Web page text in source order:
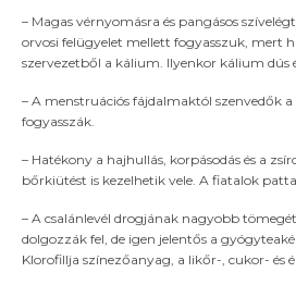
– Magas vérnyomásra és pangásos
orvosi felügyelet mellett fogyasszuk, mert
szervezetből a kálium. Ilyenkor kálium dús
– A menstruációs fájdalmaktól szenvedők
fogyasszák.
– Hatékony a hajhullás, korpásodás és a
bőrkiütést is kezelhetik vele. A fiatalok
– A csalánlevél drogjának nagyobb
dolgozzák fel, de igen jelentős a
Klorofillja színezőanyag, a likőr-, cukor- és